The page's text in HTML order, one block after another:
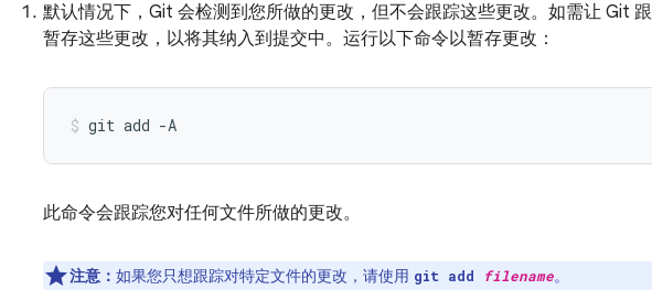
默认情况下，Git 会检测到您所做的更改，但不会跟踪这些更改。如需让 Git
暂存这些更改，以将其纳入到提交中。运行以下命令以暂存更改：
git add -A
此命令会跟踪您对任何文件所做的更改。
注意： 如果您只想跟踪对特定文件的更改，请使用 git add filename。